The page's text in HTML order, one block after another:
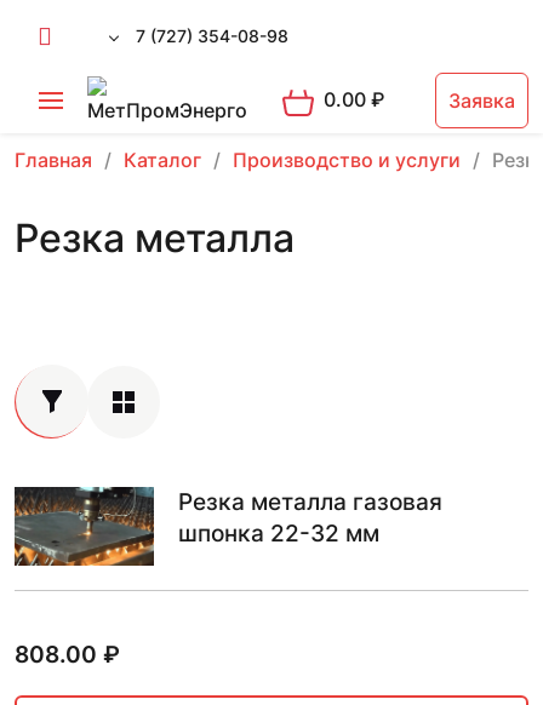
7 (727) 354-08-98
0.00₽ Заявка
Главная Каталог Производство и услуги
Резка металла
Резка металла газовая
шпонка 22-32 мм
808.00 ₽